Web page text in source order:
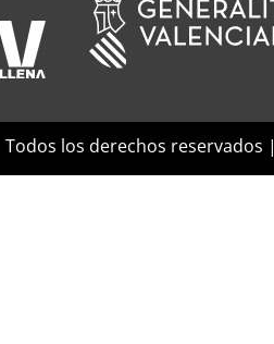
Todos los derechos reservados |